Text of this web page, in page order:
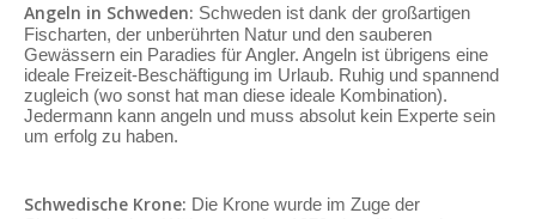
Angeln in Schweden: Schweden ist dank der großartigen
Fischarten, der unberührten Natur und den sauberen
Gewässern ein Paradies für Angler. Angeln ist übrigens eine
ideale Freizeit-Beschäftigung im Urlaub. Ruhig und spannend
zugleich (wo sonst hat man diese ideale Kombination).
Jedermann kann angeln und muss absolut kein Experte sein
um erfolg zu haben.
Schwedische Krone: Die Krone wurde im Zuge der